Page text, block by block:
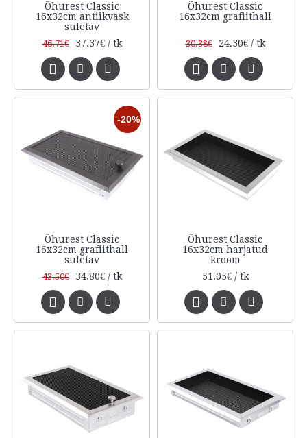
Õhurest Classic
16x32cm antiikvask
suletav
46.71€ 37.37€ / tk
Õhurest Classic
16x32cm grafiithall
30.38€ 24.30€ / tk
-20%
Õhurest Classic
16x32cm grafiithall
suletav
43.50€ 34.80€ / tk
Õhurest Classic
16x32cm harjatud
kroom
51.05€ / tk